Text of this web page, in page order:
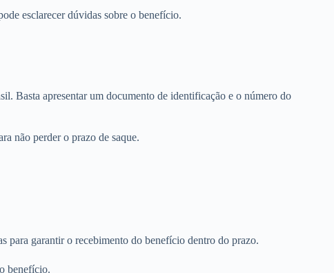
esclarecer dúvidas sobre o benefício.
Basta apresentar um documento de identificação e o número do
não perder o prazo de saque.
para garantir o recebimento do benefício dentro do prazo.
benefício.